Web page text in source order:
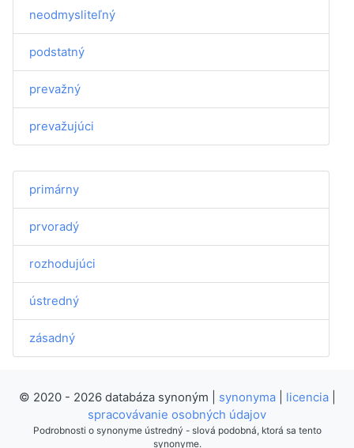
neodmysliteľný
podstatný
prevažný
prevažujúci
primárny
prvoradý
rozhodujúci
ústredný
zásadný
© 2020 - 2026 databáza synoným | synonyma| licencia|
spracovávanie osobných údajov
Podrobnosti o synonyme ústredný - slová podobná, ktorá sa tento
synonyme.